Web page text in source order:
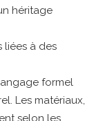
héritage
liées à des
formel
Les matériaux,
selon les